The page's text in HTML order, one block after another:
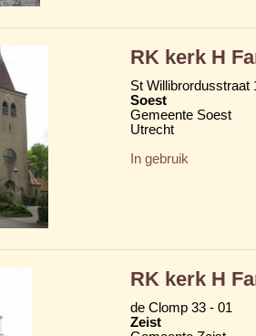
RK kerk H
St Willibrordusstraat
Soest
Gemeente Soest
Utrecht
In gebruik
RK kerk H
de Clomp 33 - 01
Zeist